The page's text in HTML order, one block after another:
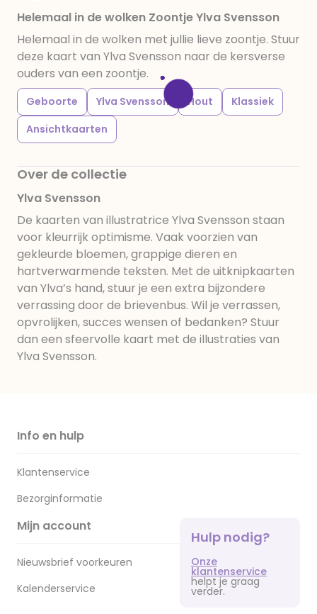
Helemaal in de wolken Zoontje Ylva Svensson
Helemaal in de wolken met jullie lieve zoontje. Stuur
deze kaart van Ylva Svensson naar de kersverse
ouders van een zoontje.
Geboorte Ylva Svensson Hout
Klassiek
Ansichtkaarten
Over de collectie
Ylva Svensson
De kaarten van illustratrice Ylva Svensson staan
voor kleurrijk optimisme. Vaak voorzien van
gekleurde bloemen, grappige dieren en
hartverwarmende teksten. Met de uitknipkaarten
van Ylva’s hand, stuur je een extra bijzondere
verrassing door de brievenbus. Wil je verrassen,
opvrolijken, succes wensen of bedanken? Stuur
dan een sfeervolle kaart met de illustraties van
Ylva Svensson.
Info en hulp
Klantenservice
Bezorginformatie
Mijn account
Nieuwsbrief voorkeuren
Kalenderservice
Hulp nodig?
Onze
klantenservice
helpt je graag
verder.